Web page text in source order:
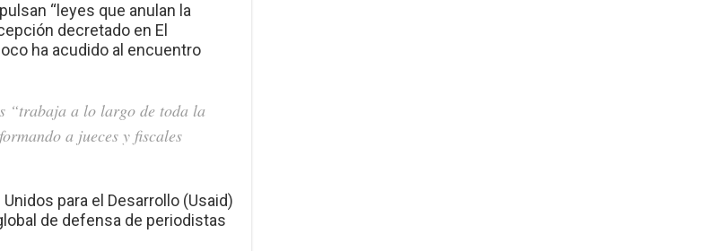
“leyes que anulan la
decretado en El
ha acudido al encuentro
“trabaja a lo largo de toda la
a jueces y fiscales
para el Desarrollo (Usaid)
de defensa de periodistas